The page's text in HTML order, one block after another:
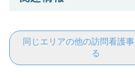
同じエリアの他の訪問看護
る